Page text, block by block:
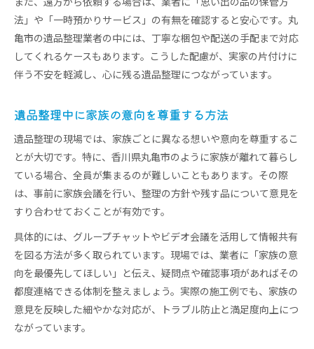
法」や「一時預かりサービス」の有無を確認すると安心です。丸
亀市の遺品整理業者の中には、丁寧な梱包や配送の手配まで対応
してくれるケースもあります。こうした配慮が、実家の片付けに
伴う不安を軽減し、心に残る遺品整理につながっています。
遺品整理中に家族の意向を尊重する方法
遺品整理の現場では、家族ごとに異なる想いや意向を尊重するこ
とが大切です。特に、香川県丸亀市のように家族が離れて暮らし
ている場合、全員が集まるのが難しいこともあります。その際
は、事前に家族会議を行い、整理の方針や残す品について意見を
すり合わせておくことが有効です。
具体的には、グループチャットやビデオ会議を活用して情報共有
を図る方法が多く取られています。現場では、業者に「家族の意
向を最優先してほしい」と伝え、疑問点や確認事項があればその
都度連絡できる体制を整えましょう。実際の施工例でも、家族の
意見を反映した細やかな対応が、トラブル防止と満足度向上につ
ながっています。